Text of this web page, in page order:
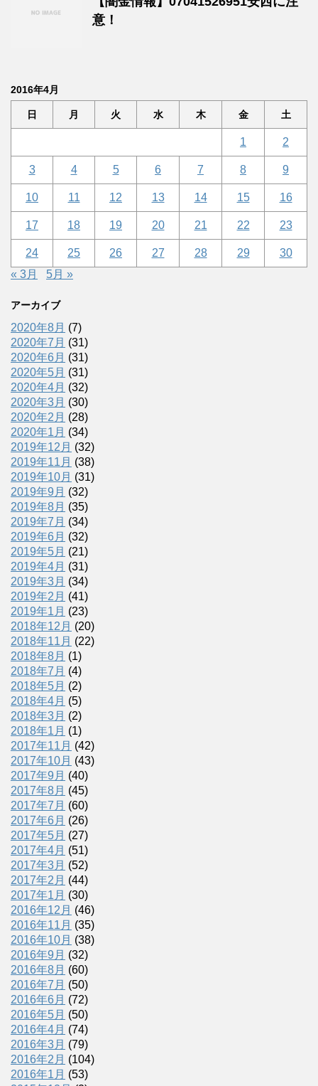
意！
2016年4月
日 月 火 水 木 金 土
1 2
3 4 5 6 7 8 9
10 11 12 13 14 15 16
17 18 19 20 21 22 23
24 25 26 27 28 29
30
« 3月
5月 »
アーカイブ
2020年8月 (7)
2020年7月 (31)
2020年6月 (31)
2020年5月 (31)
2020年4月 (32)
2020年3月 (30)
2020年2月 (28)
2020年1月 (34)
2019年12月 (32)
2019年11月 (38)
2019年10月 (31)
2019年9月 (32)
2019年8月 (35)
2019年7月 (34)
2019年6月 (32)
2019年5月 (21)
2019年4月 (31)
2019年3月 (34)
2019年2月 (41)
2019年1月 (23)
2018年12月 (20)
2018年11月 (22)
2018年8月 (1)
2018年7月 (4)
2018年5月 (2)
2018年4月 (5)
2018年3月 (2)
2018年1月 (1)
2017年11月 (42)
2017年10月 (43)
2017年9月 (40)
2017年8月 (45)
2017年7月 (60)
2017年6月 (26)
2017年5月 (27)
2017年4月 (51)
2017年3月 (52)
2017年2月 (44)
2017年1月 (30)
2016年12月 (46)
2016年11月 (35)
2016年10月 (38)
2016年9月 (32)
2016年8月 (60)
2016年7月 (50)
2016年6月 (72)
2016年5月 (50)
2016年4月 (74)
2016年3月 (79)
2016年2月 (104)
2016年1月 (53)